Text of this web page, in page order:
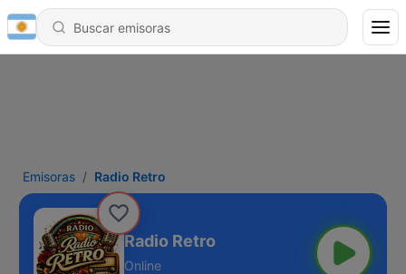
Emisoras Radio Retro
Radio Retro
Online